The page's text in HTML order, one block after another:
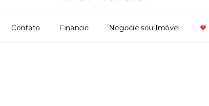
Contato Financie Negocie seu Imóvel